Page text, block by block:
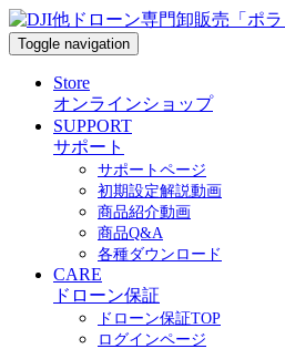
Toggle navigation
Store
オンラインショップ
SUPPORT
サポート
サポートページ
初期設定解説動画
商品紹介動画
商品Q&A
各種ダウンロード
CARE
ドローン保証
ドローン保証TOP
ログインページ